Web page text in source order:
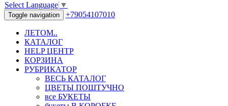
Select Language ▼
Toggle navigation +79054107010
ЛЕТОМ..
КАТАЛОГ
HELP ЦЕНТР
КОРЗИНА
РУБРИКАТОР
ВЕСЬ КАТАЛОГ
ЦВЕТЫ ПОШТУЧНО
все БУКЕТЫ